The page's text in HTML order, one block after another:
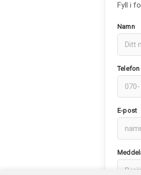
Fyll i
Namn
Telefon
E-post